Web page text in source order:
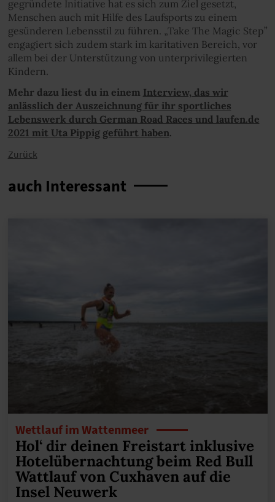
gegründete Initiative hat es sich zum Ziel gesetzt,
Menschen auch mit Hilfe des Laufsports zu einem
gesünderen Lebensstil zu führen. „Take The Magic Step”
engagiert sich zudem stark im karitativen Bereich, vor
allem bei der Unterstützung von unterprivilegierten
Kindern.
Mehr dazu liest du in einem Interview, das wir
anlässlich der Auszeichnung für ihr sportliches
Lebenswerk durch German Road Races und laufen.de
2021 mit Uta Pippig geführt haben.
Zurück
auch Interessant
Wettlauf im Wattenmeer
Hol‘ dir deinen Freistart inklusive
Hotelübernachtung beim Red Bull
Wattlauf von Cuxhaven auf die
Insel Neuwerk